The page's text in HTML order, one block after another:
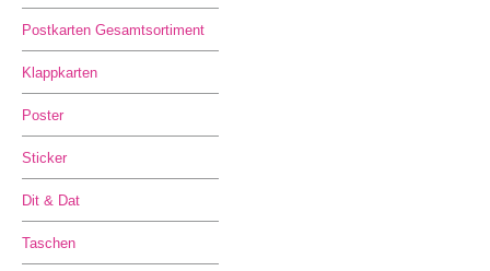
Postkarten Gesamtsortiment
Klappkarten
Poster
Sticker
Dit & Dat
Taschen